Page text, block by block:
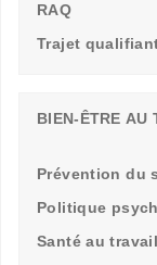
RAQ
Trajet
BIEN-ÊTRE AU
Prévention du
Politique
Santé au travail